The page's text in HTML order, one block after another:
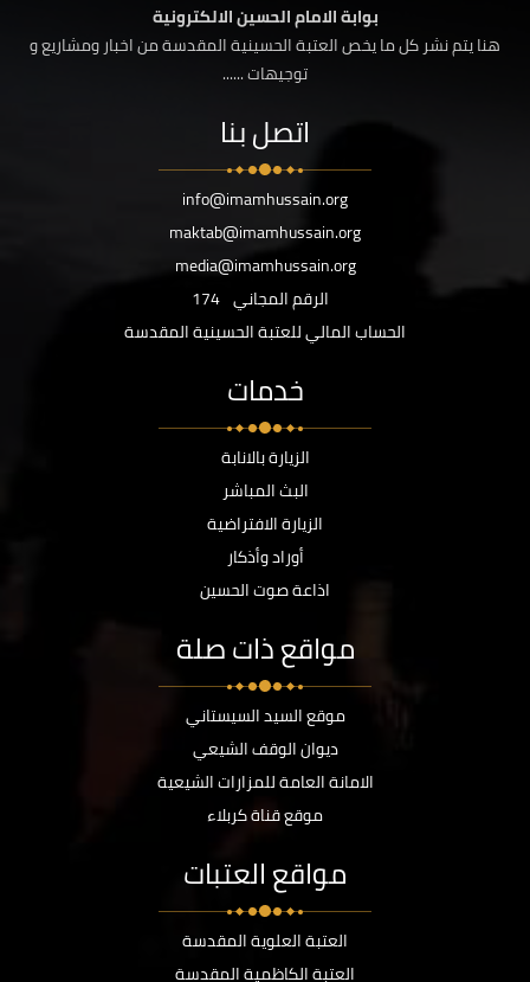
بوابة الامام الحسين الالكترونية
هنا يتم نشر كل ما يخص العتبة الحسينية المقدسة من اخبار ومشاريع و
توجيهات ......
اتصل بنا
info@imamhussain.org
maktab@imamhussain.org
media@imamhussain.org
الرقم المجاني 174
الحساب المالي للعتبة الحسينية المقدسة
خدمات
الزيارة بالانابة
البث المباشر
الزيارة الافتراضية
أوراد وأذكار
اذاعة صوت الحسين
مواقع ذات صلة
موقع السيد السيستاني
ديوان الوقف الشيعي
الامانة العامة للمزارات الشيعية
موقع قناة كربلاء
مواقع العتبات
العتبة العلوية المقدسة
العتبة الكاظمية المقدسة